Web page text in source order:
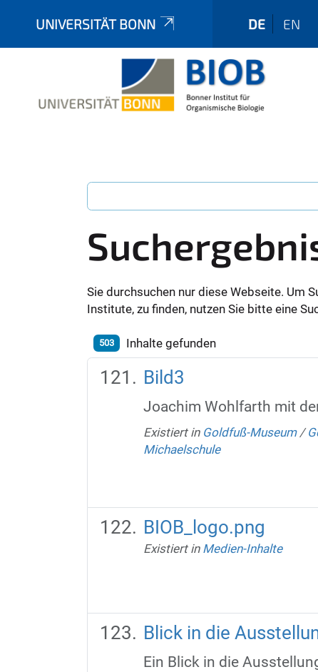
UNIVERSITÄT BONN DE EN
Sie durchsuchen nur diese Webseite. Um
Institute, zu finden, nutzen Sie bitte eine
503 Inhalte gefunden
Bild3
Joachim Wohlfarth mit
Existiert in Goldfuß-Museum /
Michaelschule
BIOB_logo.png
Existiert in Medien-Inhalte
Blick in die
Ein Blick in die